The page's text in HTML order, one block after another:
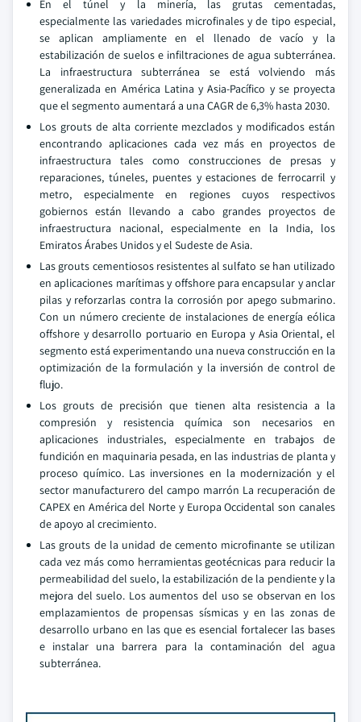
En el túnel y la minería, las grutas cementadas,
especialmente las variedades microfinales y de tipo especial,
se aplican ampliamente en el llenado de vacío y la
estabilización de suelos e infiltraciones de agua subterránea.
La infraestructura subterránea se está volviendo más
generalizada en América Latina y Asia-Pacífico y se proyecta
que el segmento aumentará a una CAGR de 6,3% hasta 2030.
Los grouts de alta corriente mezclados y modificados están
encontrando aplicaciones cada vez más en proyectos de
infraestructura tales como construcciones de presas y
reparaciones, túneles, puentes y estaciones de ferrocarril y
metro, especialmente en regiones cuyos respectivos
gobiernos están llevando a cabo grandes proyectos de
infraestructura nacional, especialmente en la India, los
Emiratos Árabes Unidos y el Sudeste de Asia.
Las grouts cementiosos resistentes al sulfato se han utilizado
en aplicaciones marítimas y offshore para encapsular y anclar
pilas y reforzarlas contra la corrosión por apego submarino.
Con un número creciente de instalaciones de energía eólica
offshore y desarrollo portuario en Europa y Asia Oriental, el
segmento está experimentando una nueva construcción en la
optimización de la formulación y la inversión de control de
flujo.
Los grouts de precisión que tienen alta resistencia a la
compresión y resistencia química son necesarios en
aplicaciones industriales, especialmente en trabajos de
fundición en maquinaria pesada, en las industrias de planta y
proceso químico. Las inversiones en la modernización y el
sector manufacturero del campo marrón La recuperación de
CAPEX en América del Norte y Europa Occidental son canales
de apoyo al crecimiento.
Las grouts de la unidad de cemento microfinante se utilizan
cada vez más como herramientas geotécnicas para reducir la
permeabilidad del suelo, la estabilización de la pendiente y la
mejora del suelo. Los aumentos del uso se observan en los
emplazamientos de propensas sísmicas y en las zonas de
desarrollo urbano en las que es esencial fortalecer las bases
e instalar una barrera para la contaminación del agua
subterránea.